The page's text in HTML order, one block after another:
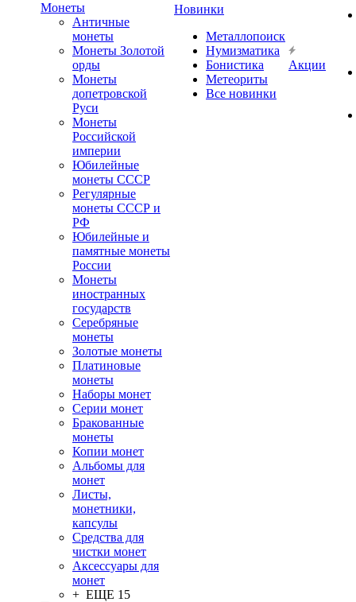
Монеты
Античные
монеты
Монеты Золотой
орды
Монеты
допетровской
Руси
Монеты
Российской
империи
Юбилейные
монеты СССР
Регулярные
монеты СССР и
РФ
Юбилейные и
памятные монеты
России
Монеты
иностранных
государств
Серебряные
монеты
Золотые монеты
Платиновые
монеты
Наборы монет
Серии монет
Бракованные
монеты
Копии монет
Альбомы для
монет
Листы,
монетники,
капсулы
Средства для
чистки монет
Аксессуары для
монет
+ ЕЩЕ 15
Новинки
Металлопоиск
Нумизматика
Бонистика
Метеориты
Все новинки
Акции